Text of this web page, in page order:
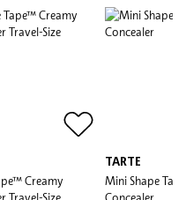
Creamy
TARTE
Mini Shape